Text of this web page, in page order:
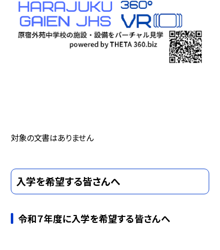
対象の文書はありません
入学を希望する皆さんへ
令和７年度に入学を希望する皆さんへ